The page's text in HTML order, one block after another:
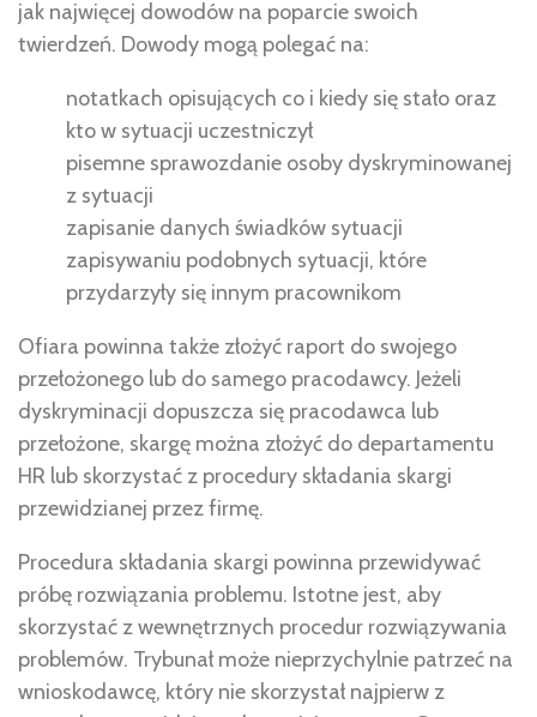
jak najwięcej dowodów na poparcie swoich
twierdzeń. Dowody mogą polegać na:
notatkach opisujących co i kiedy się stało oraz
kto w sytuacji uczestniczył
pisemne sprawozdanie osoby dyskryminowanej
z sytuacji
zapisanie danych świadków sytuacji
zapisywaniu podobnych sytuacji, które
przydarzyły się innym pracownikom
Ofiara powinna także złożyć raport do swojego
przełożonego lub do samego pracodawcy. Jeżeli
dyskryminacji dopuszcza się pracodawca lub
przełożone, skargę można złożyć do departamentu
HR lub skorzystać z procedury składania skargi
przewidzianej przez firmę.
Procedura składania skargi powinna przewidywać
próbę rozwiązania problemu. Istotne jest, aby
skorzystać z wewnętrznych procedur rozwiązywania
problemów. Trybunał może nieprzychylnie patrzeć na
wnioskodawcę, który nie skorzystał najpierw z